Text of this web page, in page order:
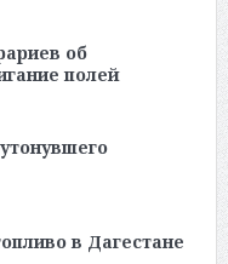
об
полей
в Дагестане